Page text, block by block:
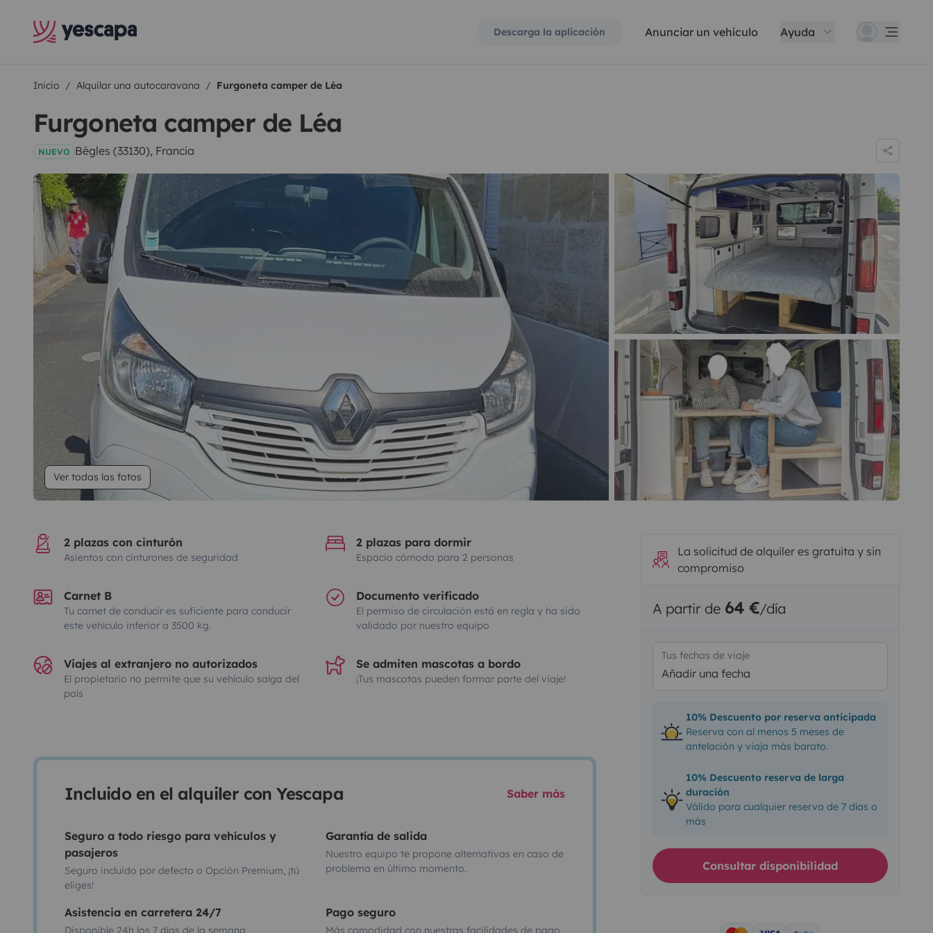
Descarga la aplicación Anunciar un vehículo Ayuda
Inicio Alquilar una autocaravana Furgoneta camper de Léa
Furgoneta camper de Léa
NUEVO Bègles (33130), Francia
Ver todas las fotos
2 plazas con cinturón
Asientos con cinturones de seguridad
2 plazas para dormir
Espacio cómodo para 2 personas
Carnet B
Tu carnet de conducir es suficiente para conducir
este vehículo inferior a 3500 kg.
Documento verificado
El permiso de circulación está en regla y ha sido
validado por nuestro equipo
Viajes al extranjero no autorizados
El propietario no permite que su vehículo salga del
país
Se admiten mascotas a bordo
¡Tus mascotas pueden formar parte del viaje!
Incluido en el alquiler con Yescapa Saber más
Seguro a todo riesgo para vehículos y
pasajeros
Seguro incluido por defecto o Opción Premium, ¡tú
eliges!
Garantía de salida
Nuestro equipo te propone alternativas en caso de
problema en último momento.
Asistencia en carretera 24/7
Disponible 24h los 7 días de la semana
Pago seguro
Más comodidad con nuestras facilidades de pago
La solicitud de alquiler es gratuita y sin
compromiso
A partir de 64 €/día
Tus fechas de viaje
Añadir una fecha
10% Descuento por reserva anticipada
Reserva con al menos 5 meses de
antelación y viaja más barato.
10% Descuento reserva de larga
duración
Válido para cualquier reserva de 7 días o
más
Consultar disponibilidad